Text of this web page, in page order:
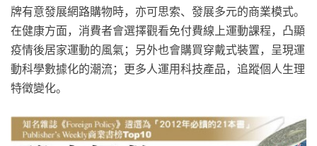
牌有意發展網路購物時，亦可思索、發展多元的商業模式。
在健康方面，消費者會選擇觀看免付費線上運動課程，凸顯
疫情後居家運動的風氣；另外也會購買穿戴式裝置，呈現運
動科學數據化的潮流；更多人運用科技產品，追蹤個人生理
特徵變化。